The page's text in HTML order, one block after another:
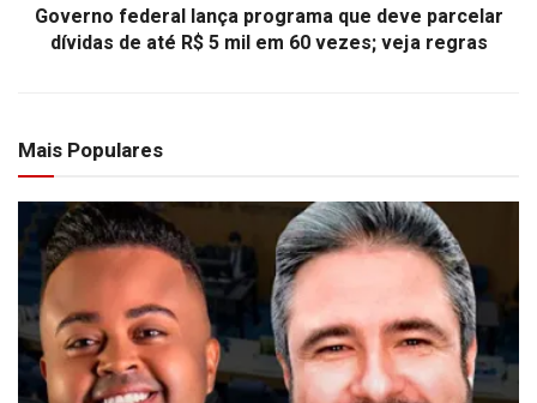
Governo federal lança programa que deve parcelar
dívidas de até R$ 5 mil em 60 vezes; veja regras
Mais Populares